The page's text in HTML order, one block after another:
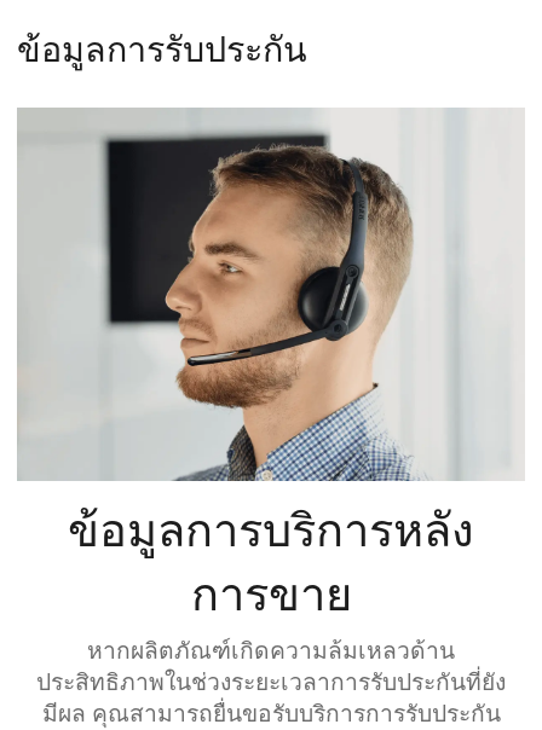
ข้อมูลการรับประกัน
ข้อมูลการบริการหลัง
การขาย
หากผลิตภัณฑ์เกิดความล้มเหลวด้าน
ประสิทธิภาพในช่วงระยะเวลาการรับประกันที่ยัง
มีผล คุณสามารถยื่นขอรับบริการการรับประกัน